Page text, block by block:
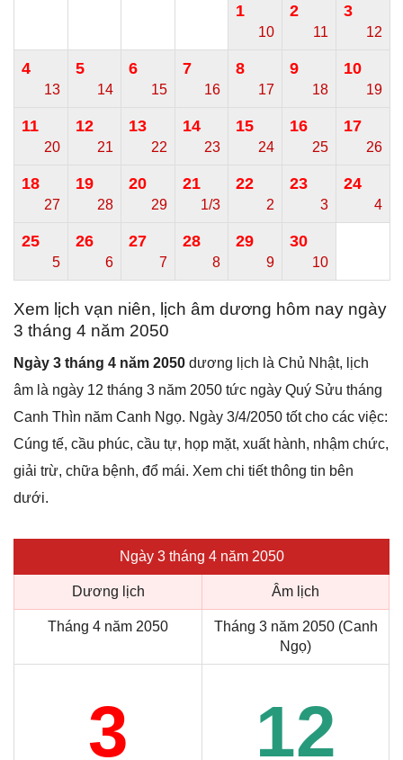
1
10
2
11
3
12
4
13
5
14
6
15
7
16
8
17
9
18
10
19
11
20
12
21
13
22
14
23
15
24
16
25
17
26
18
27
19
28
20
29
21
1/3
22
2
23
3
24
4
25
5
26
6
27
7
28
8
29
9
30
10
Xem lịch vạn niên, lịch âm dương hôm nay ngày
3 tháng 4 năm 2050
Ngày 3 tháng 4 năm 2050 dương lịch là Chủ Nhật, lịch
âm là ngày 12 tháng 3 năm 2050 tức ngày Quý Sửu tháng
Canh Thìn năm Canh Ngọ. Ngày 3/4/2050 tốt cho các việc:
Cúng tế, cầu phúc, cầu tự, họp mặt, xuất hành, nhậm chức,
giải trừ, chữa bệnh, đổ mái. Xem chi tiết thông tin bên
dưới.
Ngày 3 tháng 4 năm 2050
Dương lịch Âm lịch
Tháng 4 năm 2050
Tháng 3 năm 2050 (Canh
Ngọ)
3 12